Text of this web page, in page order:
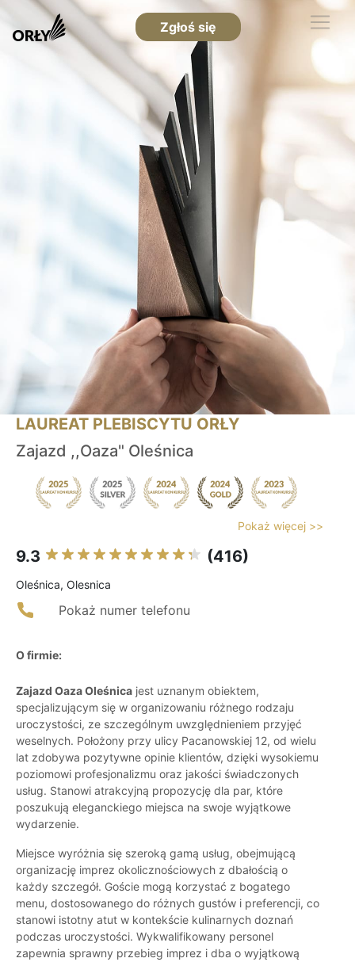
Zgłoś się
LAUREAT PLEBISCYTU ORŁY
Zajazd ,,Oaza" Oleśnica
Pokaż więcej >>
9.3 (416)
Oleśnica, Olesnica
Pokaż numer telefonu
O firmie:
Zajazd Oaza Oleśnica jest uznanym obiektem,
specjalizującym się w organizowaniu różnego rodzaju
uroczystości, ze szczególnym uwzględnieniem przyjęć
weselnych. Położony przy ulicy Pacanowskiej 12, od wielu
lat zdobywa pozytywne opinie klientów, dzięki wysokiemu
poziomowi profesjonalizmu oraz jakości świadczonych
usług. Stanowi atrakcyjną propozycję dla par, które
poszukują eleganckiego miejsca na swoje wyjątkowe
wydarzenie.
Miejsce wyróżnia się szeroką gamą usług, obejmującą
organizację imprez okolicznościowych z dbałością o
każdy szczegół. Goście mogą korzystać z bogatego
menu, dostosowanego do różnych gustów i preferencji, co
stanowi istotny atut w kontekście kulinarnych doznań
podczas uroczystości. Wykwalifikowany personel
zapewnia sprawny przebieg imprez i dba o wyjątkową